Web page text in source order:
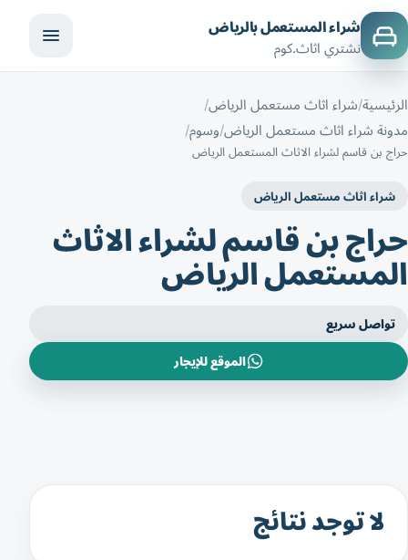
شراء المستعمل بالرياض
نشتري اثاث.كوم
الرئيسية شراء اثاث مستعمل الرياض
مدونة شراء اثاث مستعمل الرياض وسوم
حراج بن قاسم لشراء الاثاث المستعمل الرياض
شراء اثاث مستعمل الرياض
حراج بن قاسم لشراء الاثاث
المستعمل الرياض
تواصل سريع
الموقع للإيجار
لا توجد نتائج